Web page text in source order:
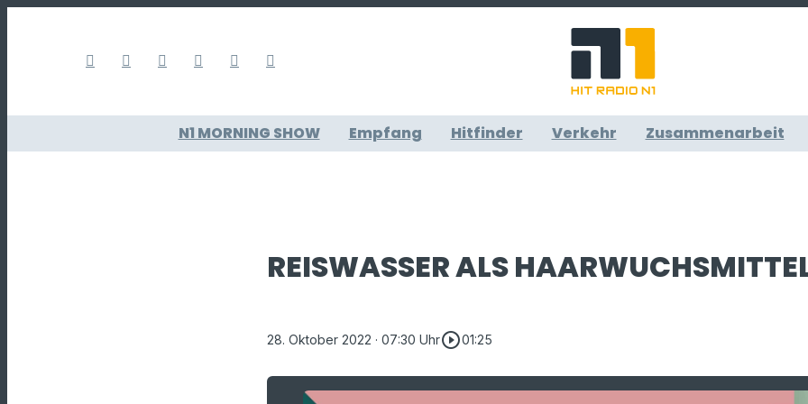
N1 MORNING SHOW Empfang Hitfinder Verkehr Zusammenarbeit
REISWASSER ALS
28. Oktober 2022 · 07:30 Uhrplay_circle_outline01:25